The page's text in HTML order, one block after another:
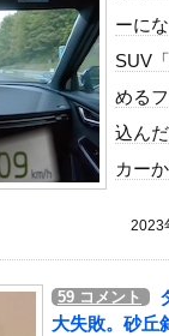
年ぶりに帰ってきたぞ！
るまでのロードマップ教
場おっぱいがエロ過ぎ
ったら野生の炊飯器で
グ、ついに発表される
、意外と小さかった
ーに
SUV
める
込ん
カー
2023
59 コメント
大失敗。砂丘